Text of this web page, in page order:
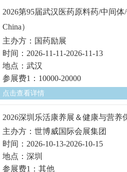
2026第95届武汉医药原料药/中间
China）
主办方：国药励展
时间：2026-11-11-2026-11-13
地点：武汉
参展费1：10000-20000
点击查看详情
2026深圳乐活康养展＆健康与营养
主办方：世博威国际会展集团
时间：2026-10-13-2026-10-15
地点：深圳
参展费1：其他